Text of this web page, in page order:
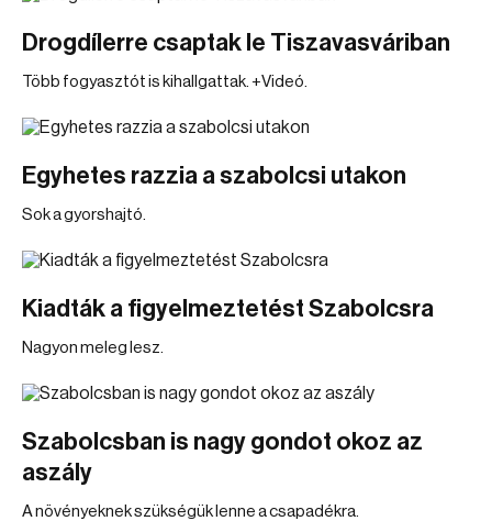
Drogdílerre csaptak le Tiszavasváriban
Több fogyasztót is kihallgattak. +Videó.
Egyhetes razzia a szabolcsi utakon
Sok a gyorshajtó.
Kiadták a figyelmeztetést Szabolcsra
Nagyon meleg lesz.
Szabolcsban is nagy gondot okoz az
aszály
A növényeknek szükségük lenne a csapadékra.